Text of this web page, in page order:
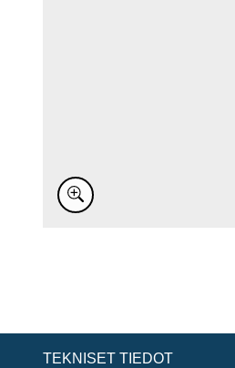
TEKNISET TIEDOT